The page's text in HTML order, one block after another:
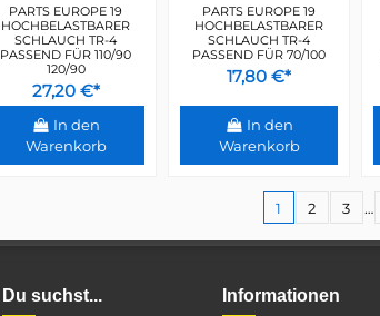
PARTS EUROPE 19
HOCHBELASTBARER
SCHLAUCH TR-4
PASSEND FÜR 110/90
120/90
27,20 €*
In den
Warenkorb
PARTS EUROPE 19
HOCHBELASTBARER
SCHLAUCH TR-4
PASSEND FÜR 70/100
17,80 €*
In den
Warenkorb
1 2 3 …
Du suchst... Informationen